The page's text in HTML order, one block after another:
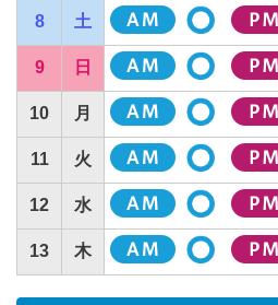
8 土
9 日
10 月
11 火
12 水
13 木